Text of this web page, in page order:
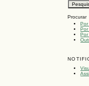
Procurar
Por
Por